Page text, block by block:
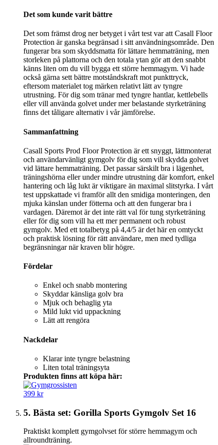
Det som kunde varit bättre
Det som främst drog ner betyget i vårt test var att Casall Floor
Protection är ganska begränsad i sitt användningsområde. Den
fungerar bra som skyddsmatta för lättare hemmaträning, men
storleken på plattorna och den totala ytan gör att den snabbt
känns liten om du vill bygga ett större hemmagym. Vi hade
också gärna sett bättre motståndskraft mot punkttryck,
eftersom materialet tog märken relativt lätt av tyngre
utrustning. För dig som tränar med tyngre hantlar, kettlebells
eller vill använda golvet under mer belastande styrketräning
finns det tåligare alternativ i vår jämförelse.
Sammanfattning
Casall Sports Prod Floor Protection är ett snyggt, lättmonterat
och användarvänligt gymgolv för dig som vill skydda golvet
vid lättare hemmaträning. Det passar särskilt bra i lägenhet,
träningshörna eller under mindre utrustning där komfort, enkel
hantering och låg lukt är viktigare än maximal slitstyrka. I vårt
test uppskattade vi framför allt den smidiga monteringen, den
mjuka känslan under fötterna och att den fungerar bra i
vardagen. Däremot är det inte rätt val för tung styrketräning
eller för dig som vill ha ett mer permanent och robust
gymgolv. Med ett totalbetyg på 4,4/5 är det här en omtyckt
och praktisk lösning för rätt användare, men med tydliga
begränsningar när kraven blir högre.
Fördelar
Enkel och snabb montering
Skyddar känsliga golv bra
Mjuk och behaglig yta
Mild lukt vid uppackning
Lätt att rengöra
Nackdelar
Klarar inte tyngre belastning
Liten total träningsyta
Produkten finns att köpa här:
399 kr
5. Bästa set: Gorilla Sports Gymgolv Set 16
Praktiskt komplett gymgolvset för större hemmagym och
allroundträning.